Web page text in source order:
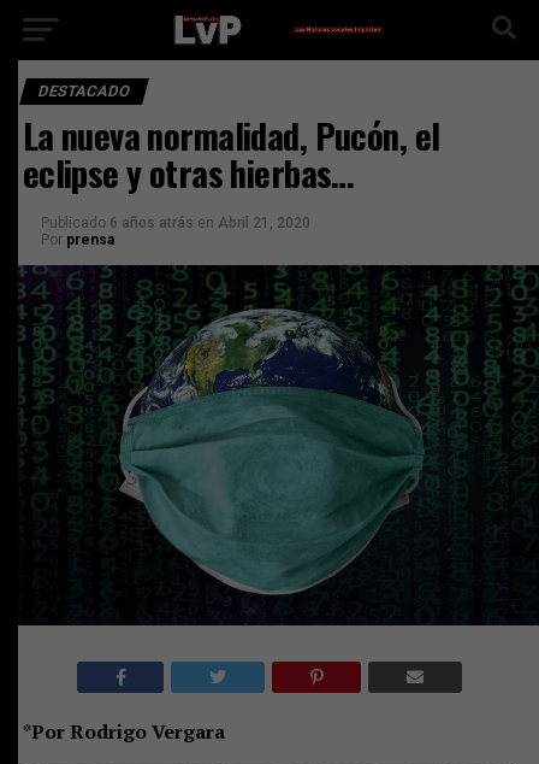
DESTACADO
La nueva normalidad, Pucón, el
eclipse y otras hierbas…
Publicado 6 años atrás en Abril 21, 2020
Por prensa
*Por Rodrigo Vergara